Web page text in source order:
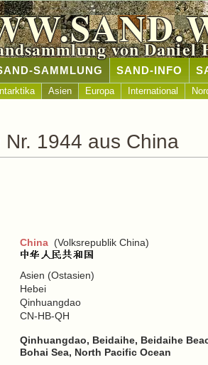
von Daniel
SAMMLUNG SAND-INFO
Asien Europa International
1944 aus China
China (Volksrepublik China)
Asien (Ostasien)
Hebei
Qinhuangdao
CN-HB-QH
Qinhuangdao, Beidaihe, Beidaihe
Bohai Sea, North Pacific Ocean